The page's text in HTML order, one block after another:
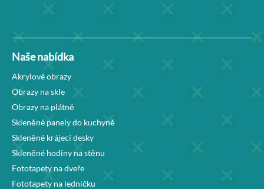
Naše nabídka
Akrylové obrazy
Obrazy na skle
Obrazy na plátně
Skleněné panely do kuchyně
Skleněné krájecí desky
Skleněné hodiny na stěnu
Fototapety na dveře
Fototapety na ledničku